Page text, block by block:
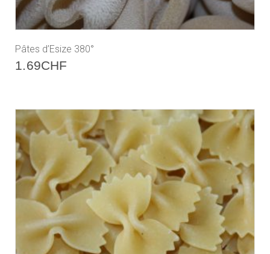
Pâtes d’Esize 380°
1.69CHF